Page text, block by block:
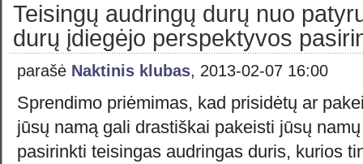
Teisingų audringų durų nuo
durų įdiegėjo perspektyvos
parašė Naktinis klubas, 2013-02-07 16:00
Sprendimo priėmimas, kad prisidėtų ar
jūsų namą gali drastiškai pakeisti jūsų
pasirinkti teisingas audringas duris, kurios